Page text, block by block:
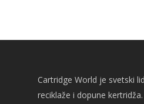
Cartridge World je svetski
reciklaže i dopune